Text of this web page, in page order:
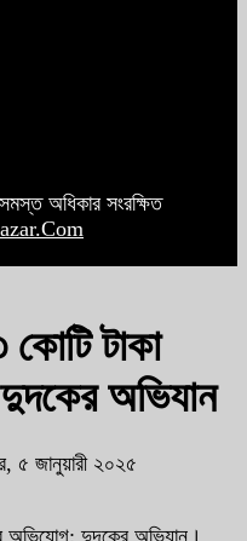
অধিকার সংরক্ষিত
কোটি টাকা
অভিযান
৫ জানুয়ারী ২০২৫